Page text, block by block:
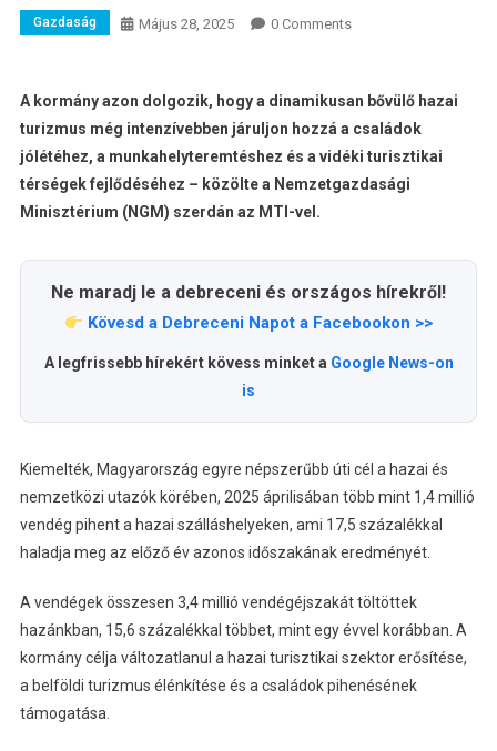
Gazdaság Május 28, 2025 0 Comments
A kormány azon dolgozik, hogy a dinamikusan bővülő hazai
turizmus még intenzívebben járuljon hozzá a családok
jólétéhez, a munkahelyteremtéshez és a vidéki turisztikai
térségek fejlődéséhez – közölte a Nemzetgazdasági
Minisztérium (NGM) szerdán az MTI-vel.
Ne maradj le a debreceni és országos hírekről!
Kövesd a Debreceni Napot a Facebookon >>
A legfrissebb hírekért kövess minket a Google News-on
is
Kiemelték, Magyarország egyre népszerűbb úti cél a hazai és
nemzetközi utazók körében, 2025 áprilisában több mint 1,4 millió
vendég pihent a hazai szálláshelyeken, ami 17,5 százalékkal
haladja meg az előző év azonos időszakának eredményét.
A vendégek összesen 3,4 millió vendégéjszakát töltöttek
hazánkban, 15,6 százalékkal többet, mint egy évvel korábban. A
kormány célja változatlanul a hazai turisztikai szektor erősítése,
a belföldi turizmus élénkítése és a családok pihenésének
támogatása.